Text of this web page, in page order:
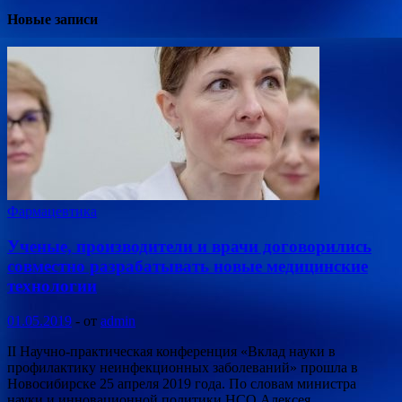
Новые записи
Фармацевтика
Ученые, производители и врачи договорились
совместно разрабатывать новые медицинские
технологии
01.05.2019 - от admin
II Научно-практическая конференция «Вклад науки в
профилактику неинфекционных заболеваний» прошла в
Новосибирске 25 апреля 2019 года. По словам министра